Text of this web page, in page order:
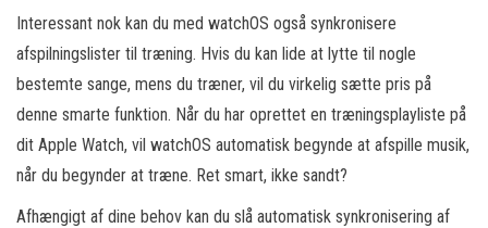
Interessant nok kan du med watchOS også synkronisere
afspilningslister til træning. Hvis du kan lide at lytte til nogle
bestemte sange, mens du træner, vil du virkelig sætte pris på
denne smarte funktion. Når du har oprettet en træningsplayliste på
dit Apple Watch, vil watchOS automatisk begynde at afspille musik,
når du begynder at træne. Ret smart, ikke sandt?
Afhængigt af dine behov kan du slå automatisk synkronisering af